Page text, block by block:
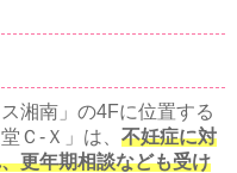
湘南」の4Fに位置する
Ｃ‐Ｘ」は、 不妊症に対
更年期相談なども受け